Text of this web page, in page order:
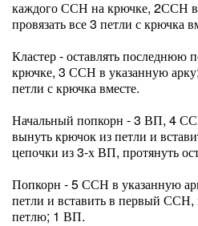
каждого ССН на крючке, 2ССН в
провязать все 3 петли с крючка
Кластер - оставлять
крючке, 3 ССН в указанную
петли с крючка вместе.
Начальный попкорн - 3 ВП, 4
вынуть крючок из петли и
цепочки из 3-х ВП, протянуть
Попкорн - 5 ССН в указанную
петли и вставить в первый ССН,
петлю; 1 ВП.